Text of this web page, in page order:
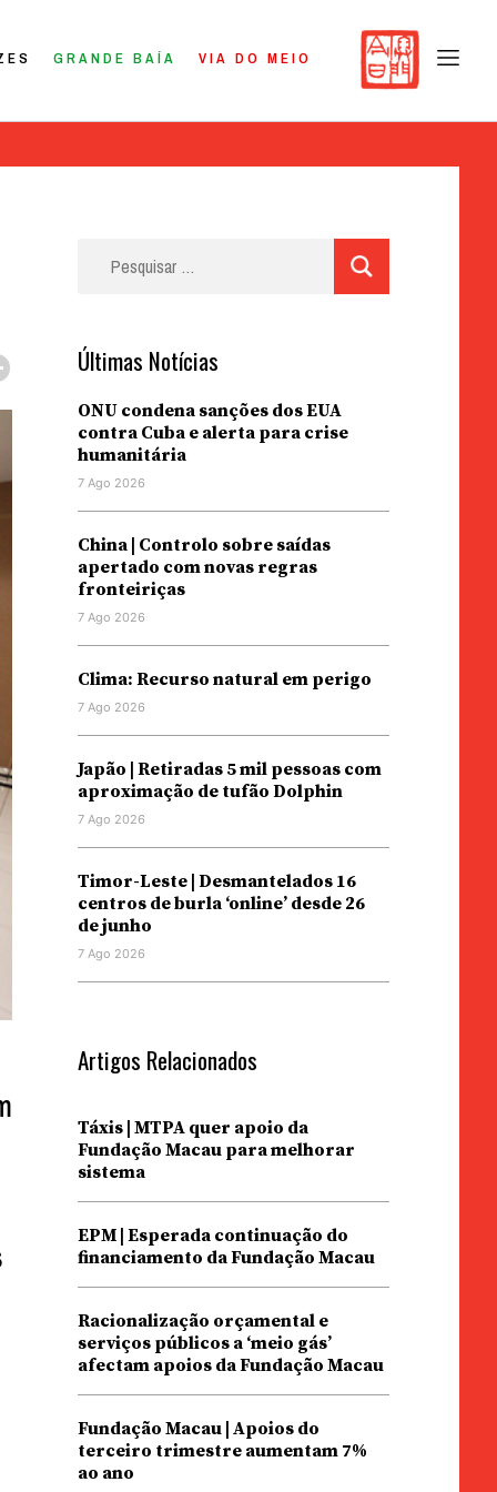
GRANDE BAÍA VIA DO MEIO
Últimas Notícias
ONU condena sanções dos EUA
contra Cuba e alerta para crise
humanitária
7 Ago 2026
China | Controlo sobre saídas
apertado com novas regras
fronteiriças
7 Ago 2026
Clima: Recurso natural em perigo
7 Ago 2026
Japão | Retiradas 5 mil pessoas com
aproximação de tufão Dolphin
7 Ago 2026
Timor-Leste | Desmantelados 16
centros de burla ‘online’ desde 26
de junho
7 Ago 2026
Artigos Relacionados
Táxis | MTPA quer apoio da
Fundação Macau para melhorar
sistema
EPM | Esperada continuação do
financiamento da Fundação Macau
Racionalização orçamental e
serviços públicos a ‘meio gás’
afectam apoios da Fundação Macau
Fundação Macau | Apoios do
terceiro trimestre aumentam 7%
ao ano